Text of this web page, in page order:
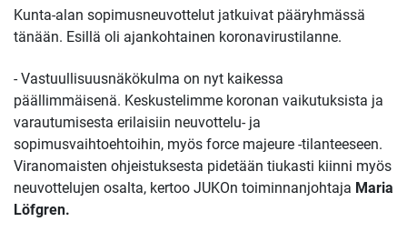
Kunta-alan sopimusneuvottelut jatkuivat pääryhmässä
tänään. Esillä oli ajankohtainen koronavirustilanne.
- Vastuullisuusnäkökulma on nyt kaikessa
päällimmäisenä. Keskustelimme koronan vaikutuksista ja
varautumisesta erilaisiin neuvottelu- ja
sopimusvaihtoehtoihin, myös force majeure -tilanteeseen.
Viranomaisten ohjeistuksesta pidetään tiukasti kiinni myös
neuvottelujen osalta, kertoo JUKOn toiminnanjohtaja Maria
Löfgren.